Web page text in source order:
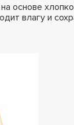
основе
влагу и